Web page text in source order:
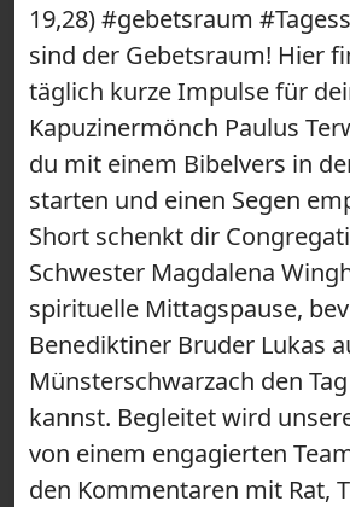
19,28) #gebetsraum
sind der Gebetsraum! Hier
täglich kurze Impulse für
Kapuzinermönch Paulus
du mit einem Bibelvers in
starten und einen Segen
Short schenkt dir
Schwester Magdalena
spirituelle Mittagspause,
Benediktiner Bruder Lukas
Münsterschwarzach den
kannst. Begleitet wird
von einem engagierten
den Kommentaren mit Rat,